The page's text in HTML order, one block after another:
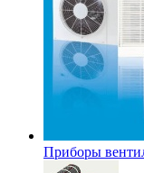
Приборы